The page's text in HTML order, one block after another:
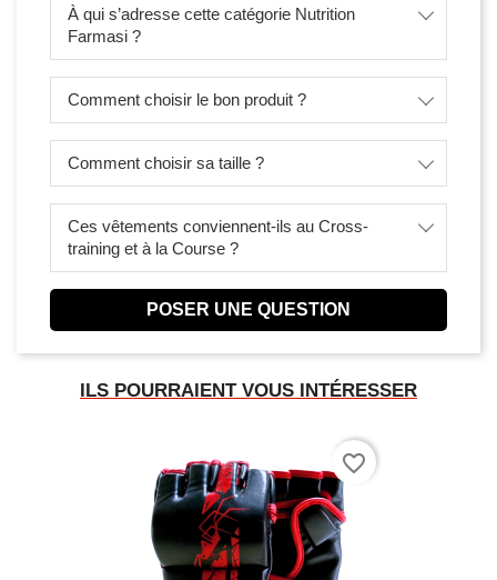
À qui s’adresse cette catégorie Nutrition
Farmasi ?
Comment choisir le bon produit ?
Comment choisir sa taille ?
Ces vêtements conviennent-ils au Cross-
training et à la Course ?
POSER UNE QUESTION
ILS POURRAIENT VOUS INTÉRESSER
favorite_border